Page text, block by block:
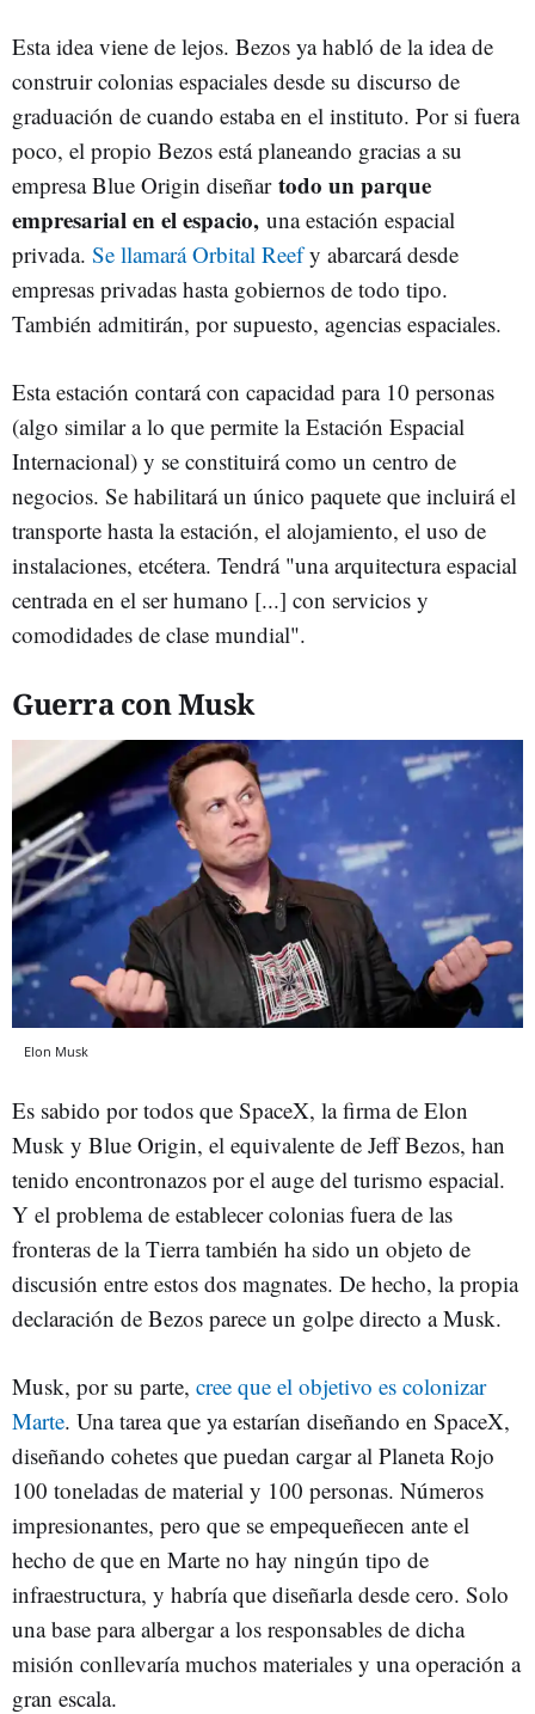
Esta idea viene de lejos. Bezos ya habló de la idea de
construir colonias espaciales desde su discurso de
graduación de cuando estaba en el instituto. Por si fuera
poco, el propio Bezos está planeando gracias a su
empresa Blue Origin diseñar todo un parque
empresarial en el espacio, una estación espacial
privada. Se llamará Orbital Reefy abarcará desde
empresas privadas hasta gobiernos de todo tipo.
También admitirán, por supuesto, agencias espaciales.
Esta estación contará con capacidad para 10 personas
(algo similar a lo que permite la Estación Espacial
Internacional) y se constituirá como un centro de
negocios. Se habilitará un único paquete que incluirá el
transporte hasta la estación, el alojamiento, el uso de
instalaciones, etcétera. Tendrá "una arquitectura espacial
centrada en el ser humano [...] con servicios y
comodidades de clase mundial".
Guerra con Musk
Elon Musk
Es sabido por todos que SpaceX, la firma de Elon
Musk y Blue Origin, el equivalente de Jeff Bezos, han
tenido encontronazos por el auge del turismo espacial.
Y el problema de establecer colonias fuera de las
fronteras de la Tierra también ha sido un objeto de
discusión entre estos dos magnates. De hecho, la propia
declaración de Bezos parece un golpe directo a Musk.
Musk, por su parte, cree que el objetivo es colonizar
Marte. Una tarea que ya estarían diseñando en SpaceX,
diseñando cohetes que puedan cargar al Planeta Rojo
100 toneladas de material y 100 personas. Números
impresionantes, pero que se empequeñecen ante el
hecho de que en Marte no hay ningún tipo de
infraestructura, y habría que diseñarla desde cero. Solo
una base para albergar a los responsables de dicha
misión conllevaría muchos materiales y una operación a
gran escala.